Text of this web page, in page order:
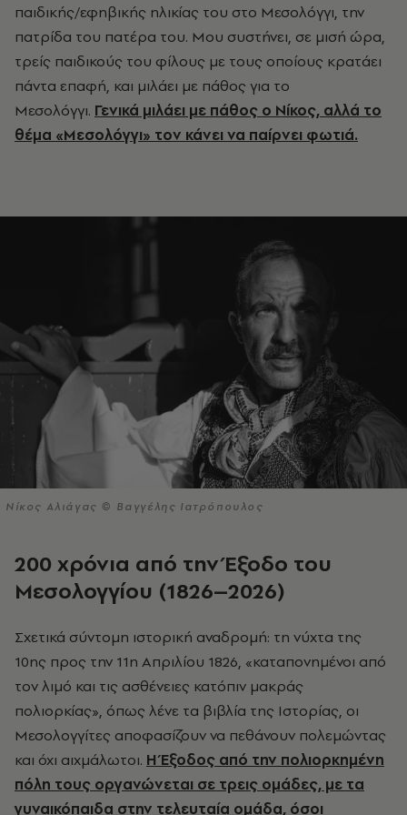
παιδικής/εφηβικής ηλικίας του στο Μεσολόγγι, την
πατρίδα του πατέρα του. Μου συστήνει, σε μισή ώρα,
τρείς παιδικούς του φίλους με τους οποίους κρατάει
πάντα επαφή, και μιλάει με πάθος για το
Μεσολόγγι. Γενικά μιλάει με πάθος ο Νίκος, αλλά το
θέμα «Μεσολόγγι» τον κάνει να παίρνει φωτιά.
Νίκος Αλιάγας © Βαγγέλης Ιατρόπουλος
200 χρόνια από την Έξοδο του
Μεσολογγίου (1826–2026)
Σχετικά σύντομη ιστορική αναδρομή: τη νύχτα της
10ης προς την 11η Απριλίου 1826, «καταπονημένοι από
τον λιμό και τις ασθένειες κατόπιν μακράς
πολιορκίας», όπως λένε τα βιβλία της Ιστορίας, οι
Μεσολογγίτες αποφασίζουν να πεθάνουν πολεμώντας
και όχι αιχμάλωτοι. Η Έξοδος από την πολιορκημένη
πόλη τους οργανώνεται σε τρεις ομάδες, με τα
γυναικόπαιδα στην τελευταία ομάδα, όσοι